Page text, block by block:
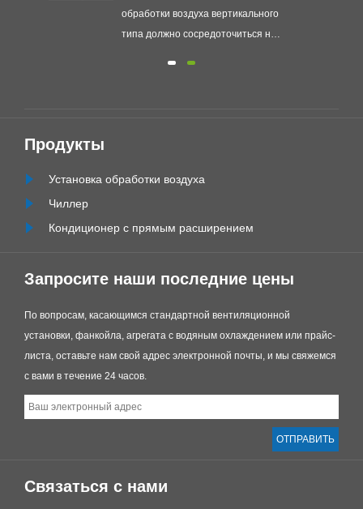
обработки воздуха вертикального
типа должно сосредоточиться на
Продукты
Установка обработки воздуха
Чиллер
Кондиционер с прямым расширением
Запросите наши последние цены
По вопросам, касающимся стандартной вентиляционной
установки, фанкойла, агрегата с водяным охлаждением или прайс-
листа, оставьте нам свой адрес электронной почты, и мы свяжемся
с вами в течение 24 часов.
Связаться с нами